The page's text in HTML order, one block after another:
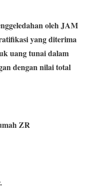
oleh JAM
yang diterima
uang tunai dalam
dengan nilai total
ZR